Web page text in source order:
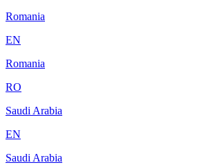
Romania
EN
Romania
RO
Saudi Arabia
EN
Saudi Arabia